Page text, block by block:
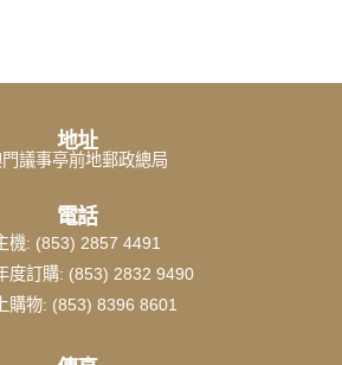
地址
議事亭前地郵政總局
電話
機: (853) 2857 4491
度訂購: (853) 2832 9490
購物: (853) 8396 8601